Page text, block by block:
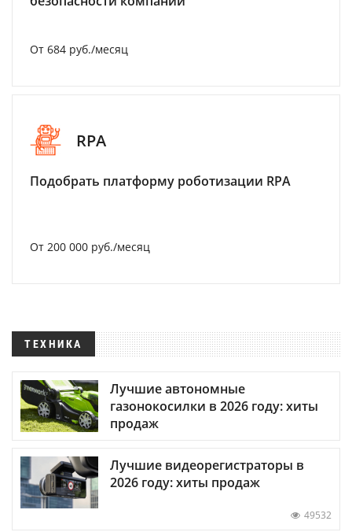
От 684 руб./месяц
RPA
Подобрать платформу роботизации RPA
От 200 000 руб./месяц
ТЕХНИКА
Лучшие автономные
газонокосилки в 2026 году: хиты
продаж
Лучшие видеорегистраторы в
2026 году: хиты продаж
49532